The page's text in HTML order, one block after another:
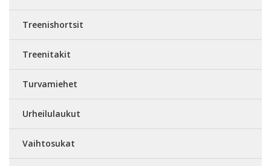
Treenishortsit
Treenitakit
Turvamiehet
Urheilulaukut
Vaihtosukat